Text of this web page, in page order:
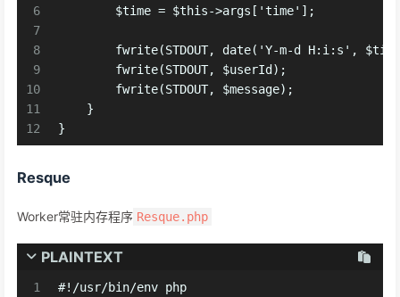
6
7
8
9
10
11
12
        $time = $this->args['time'];
fwrite(STDOUT, date('Y-m-d H:i:s',
        fwrite(STDOUT, $userId);
        fwrite(STDOUT, $message);
    }
}
Resque
Worker常驻内存程序 Resque.php
PLAINTEXT
1 #!/usr/bin/env php